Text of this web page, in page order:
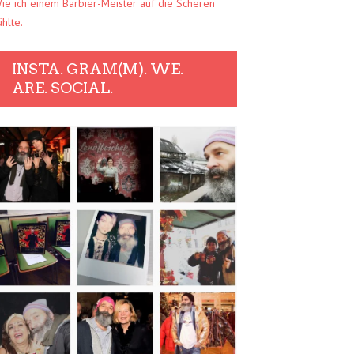
ich einem Barbier-Meister auf die Scheren
INSTA. GRAM(M). WE.
ARE. SOCIAL.